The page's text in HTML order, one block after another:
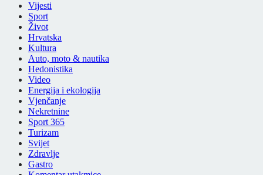
Vijesti
Sport
Život
Hrvatska
Kultura
Auto, moto & nautika
Hedonistika
Video
Energija i ekologija
Vjenčanje
Nekretnine
Sport 365
Turizam
Svijet
Zdravlje
Gastro